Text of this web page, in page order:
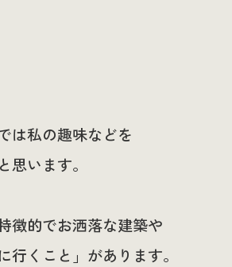
は私の趣味などを
思います。
徴的でお洒落な建築や
行くこと」があります。